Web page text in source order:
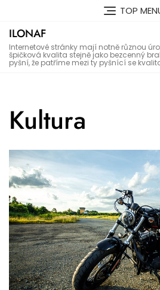
content
TOP
ILONAF
Internetové stránky mají notně různou
špičková kvalita stejně jako bezcenný
pyšní, že patříme mezi ty pyšnící se
Kultura